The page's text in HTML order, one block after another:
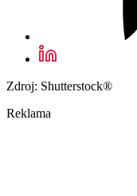
Zdroj: Shutterstock®
Reklama